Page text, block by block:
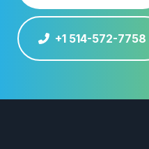
+1 514-572-7758